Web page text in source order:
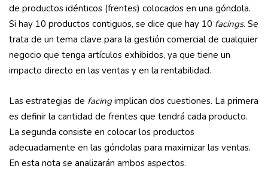
de productos idénticos (frentes) colocados en una góndola.
Si hay 10 productos contiguos, se dice que hay 10 facings. Se
trata de un tema clave para la gestión comercial de cualquier
negocio que tenga artículos exhibidos, ya que tiene un
impacto directo en las ventas y en la rentabilidad.
Las estrategias de facingimplican dos cuestiones. La primera
es definir la cantidad de frentes que tendrá cada producto.
La segunda consiste en colocar los productos
adecuadamente en las góndolas para maximizar las ventas.
En esta nota se analizarán ambos aspectos.